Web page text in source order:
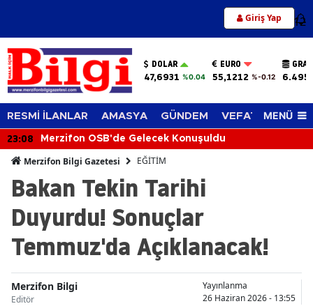
Giriş Yap 12
DOLAR
47,6931 %0.04
EURO
55,1212 %-0.12
RESMİ İLANLAR AMASYA GÜNDEM VEFAT EDENLER
MENÜ
23:08 Merzifon OSB'de Gelecek Konuşuldu
Merzifon Bilgi Gazetesi EĞİTİM
Bakan Tekin Tarihi
Duyurdu! Sonuçlar
Temmuz'da Açıklanacak!
Merzifon Bilgi
Editör
Yayınlanma
26 Haziran 2026 - 13:55